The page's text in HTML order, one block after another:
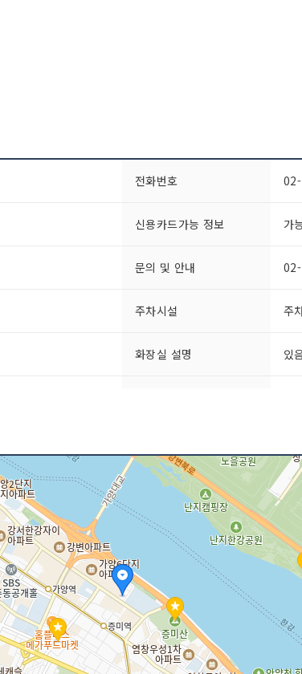
전화번호
신용카드가능 정보 가
문의 및 안내
주차시설 주
화장실 설명 있